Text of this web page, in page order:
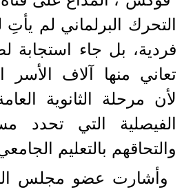
التحرك البرلماني لم
فردية، بل جاء استجابة
تعاني منها آلاف الأسر
لأن مرحلة الثانوية
الفيصلية التي تحدد
والتحاقهم بالتعليم
وأشارت عضو مجلس